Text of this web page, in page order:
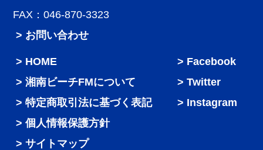
FAX：046-870-3323
> お問い合わせ
HOME
湘南ビーチFMについて
特定商取引法に基づく表記
個人情報保護方針
サイトマップ
Facebook
Twitter
Instagram